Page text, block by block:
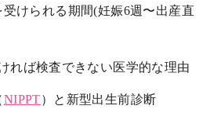
けられる期間(妊娠6週〜出産直
れば検査できない医学的な理由
NIPPT）と新型出生前診断